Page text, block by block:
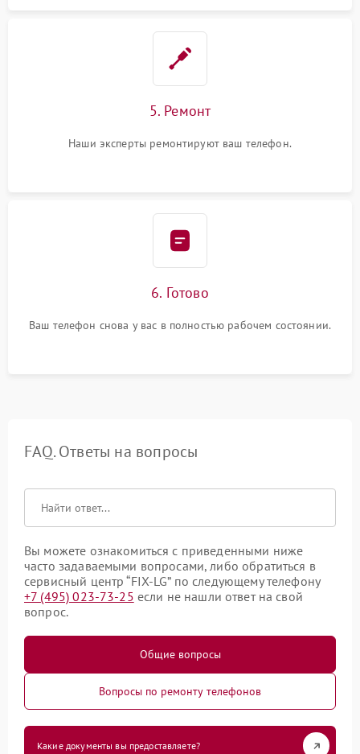
5. Ремонт
Наши эксперты ремонтируют ваш телефон.
6. Готово
Ваш телефон снова у вас в полностью рабочем состоянии.
FAQ. Ответы на вопросы
Вы можете ознакомиться с приведенными ниже
часто задаваемыми вопросами, либо обратиться в
сервисный центр “FIX-LG” по следующему телефону
+7 (495) 023-73-25 если не нашли ответ на свой
вопрос.
Общие вопросы
Вопросы по ремонту телефонов
Какие документы вы предоставляете?